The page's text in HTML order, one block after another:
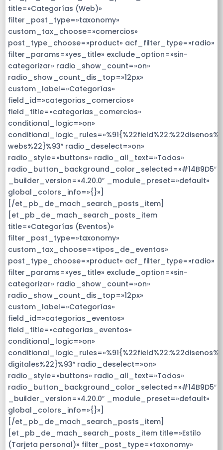
title=»Categorías (Web)»
filter_post_type=»taxonomy»
custom_tax_choose=»comercios»
post_type_choose=»product» acf_filter_type=»radio»
filter_params=»yes_title» exclude_option=»sin-
categorizar» radio_show_count=»on»
radio_show_count_dis_top=»12px»
custom_label=»Categorías»
field_id=»categorias_comercios»
field_title=»categorias_comercios»
conditional_logic=»on»
webs%22}%93″ radio_deselect=»on»
radio_style=»buttons» radio_all_text=»Todos»
radio_button_background_color_selected=»#14B9D5″
_builder_version=»4.20.0″ _module_preset=»default»
global_colors_info=»{}»]
[/et_pb_de_mach_search_posts_item]
[et_pb_de_mach_search_posts_item
title=»Categorías (Eventos)»
filter_post_type=»taxonomy»
custom_tax_choose=»tipos_de_eventos»
post_type_choose=»product» acf_filter_type=»radio»
filter_params=»yes_title» exclude_option=»sin-
categorizar» radio_show_count=»on»
radio_show_count_dis_top=»12px»
custom_label=»Categorías»
field_id=»categorias_eventos»
field_title=»categorias_eventos»
conditional_logic=»on»
digitales%22}%93″ radio_deselect=»on»
radio_style=»buttons» radio_all_text=»Todos»
radio_button_background_color_selected=»#14B9D5″
_builder_version=»4.20.0″ _module_preset=»default»
global_colors_info=»{}»]
[/et_pb_de_mach_search_posts_item]
[et_pb_de_mach_search_posts_item title=»Estilo
(Tarjeta personal)» filter_post_type=»taxonomy»